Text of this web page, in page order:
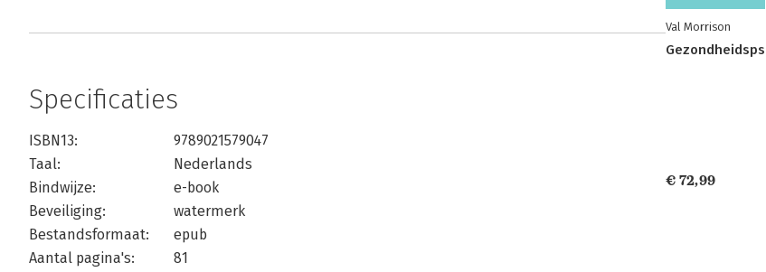
Specificaties
ISBN13:
9789021579047
Taal:
Nederlands
Bindwijze:
e-book
Beveiliging:
watermerk
Bestandsformaat:
epub
Aantal pagina's:
81
Val Morrison
€ 72,99